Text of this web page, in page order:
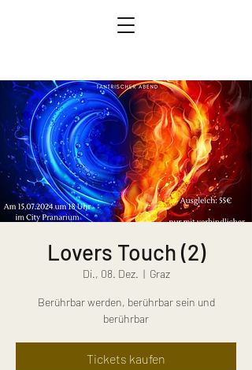
Lovers Touch (2)
Di., 08. Dez.
  |
Graz
Berührbar werden, berührbar sein und
berührbar
Tickets kaufen